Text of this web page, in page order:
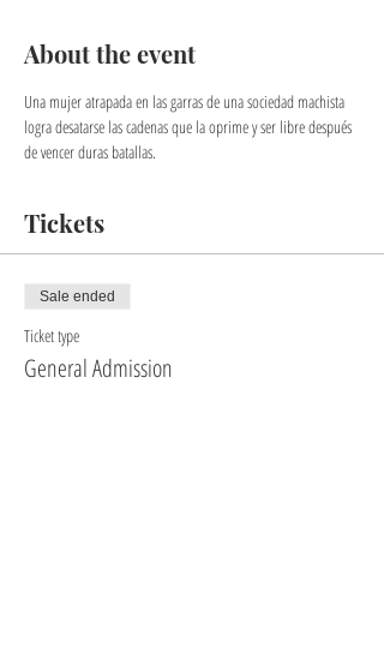
About the event
Una mujer atrapada en las garras de una sociedad machista
logra desatarse las cadenas que la oprime y ser libre después
de vencer duras batallas.
Tickets
Sale ended
Ticket type
General Admission